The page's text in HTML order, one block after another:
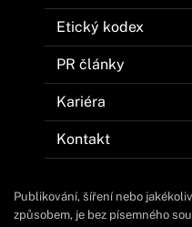
Etický kodex
PR články
Kariéra
Kontakt
Publikování, šíření nebo
způsobem, je bez písemného